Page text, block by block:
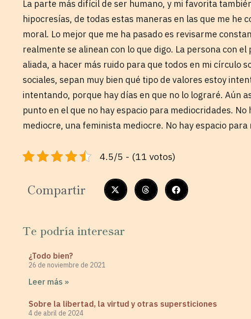
La parte más difícil de ser humano, y mi favorita
hipocresías, de todas estas maneras en las que me he
moral. Lo mejor que me ha pasado es revisarme
realmente se alinean con lo que digo. La persona con
aliada, a hacer más ruido para que todos en mi círculo
sociales, sepan muy bien qué tipo de valores estoy
intentando, porque hay días en que no lo lograré. Aún
punto en el que no hay espacio para mediocridades.
mediocre, una feminista mediocre. No hay espacio para
4.5/5 - (11 votos)
Compartir
Te podría interesar
¿Todo bien?
26 de noviembre de 2021
Leer más »
Sobre la libertad, la virtud y otras supersticiones
4 de abril de 2024